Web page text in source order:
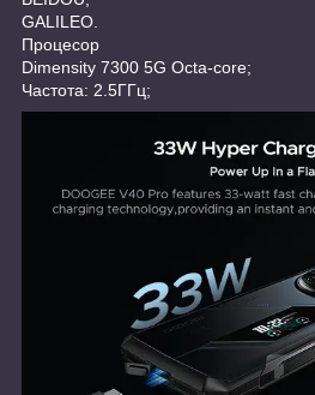
GALILEO.
Процесор
Dimensity 7300 5G Octa-core;
Частота: 2.5ГГц;